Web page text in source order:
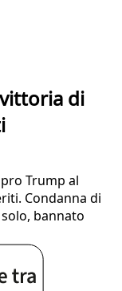
di
Trump al
Condanna di
bannato